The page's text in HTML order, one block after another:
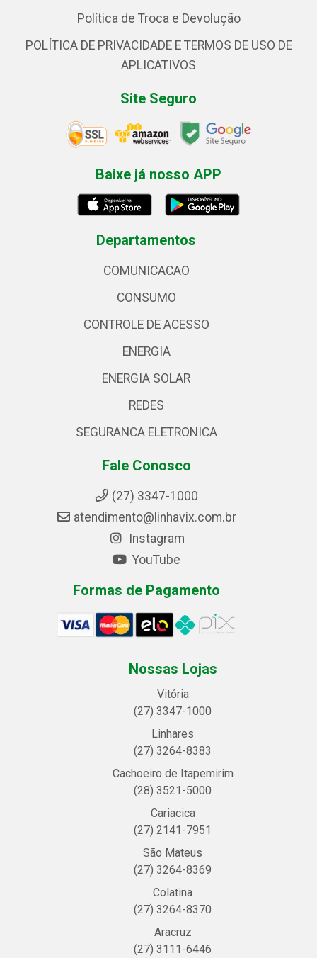
Política de Troca e Devolução
POLÍTICA DE PRIVACIDADE E TERMOS DE USO DE
APLICATIVOS
Site Seguro
Baixe já nosso APP
Departamentos
COMUNICACAO
CONSUMO
CONTROLE DE ACESSO
ENERGIA
ENERGIA SOLAR
REDES
SEGURANCA ELETRONICA
Fale Conosco
(27) 3347-1000
atendimento@linhavix.com.br
Instagram
YouTube
Formas de Pagamento
Nossas Lojas
Vitória
(27) 3347-1000
Linhares
(27) 3264-8383
Cachoeiro de Itapemirim
(28) 3521-5000
Cariacica
(27) 2141-7951
São Mateus
(27) 3264-8369
Colatina
(27) 3264-8370
Aracruz
(27) 3111-6446